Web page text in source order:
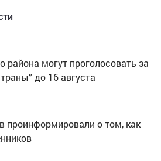
района могут проголосовать за
до 16 августа
проинформировали о том, как